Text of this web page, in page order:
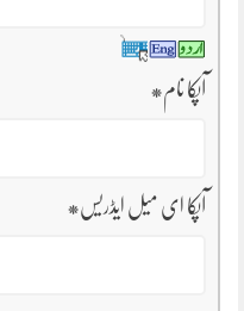
آپکا نام*
آپکا ای میل ایڈریس*